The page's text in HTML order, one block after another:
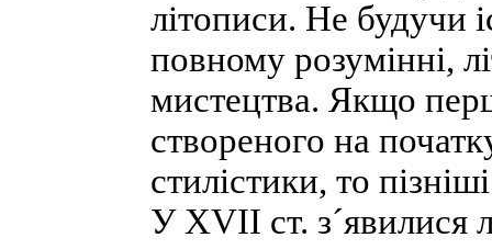
літописи. Не будучи
повному розумінні,
мистецтва. Якщо
створеного на
стилістики, то
У XVII ст. з´явилися